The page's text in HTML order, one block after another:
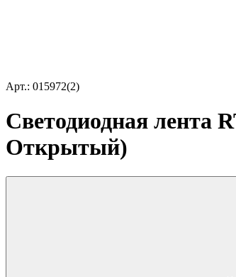
Арт.: 015972(2)
Светодиодная лента
Открытый)